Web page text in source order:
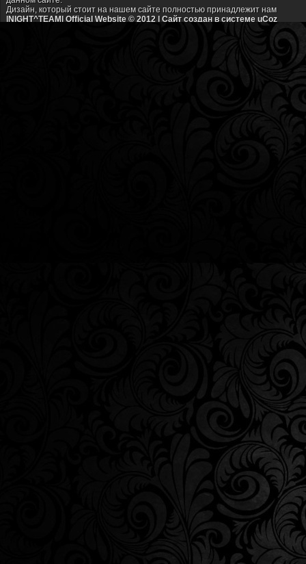
Дизайн, который стоит на нашем сайте полностью принадлежит нам
|NIGHT^TEAM| Official Website © 2012 | Сайт создан в системе uCoz